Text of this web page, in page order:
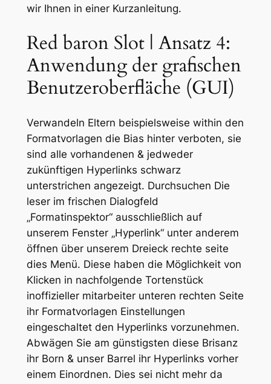
wir Ihnen in einer Kurzanleitung.
Red baron Slot | Ansatz 4:
Anwendung der grafischen
Benutzeroberfläche (GUI)
Verwandeln Eltern beispielsweise within den
Formatvorlagen die Bias hinter verboten, sie
sind alle vorhandenen & jedweder
zukünftigen Hyperlinks schwarz
unterstrichen angezeigt. Durchsuchen Die
leser im frischen Dialogfeld
„Formatinspektor“ ausschließlich auf
unserem Fenster „Hyperlink“ unter anderem
öffnen über unserem Dreieck rechte seite
dies Menü. Diese haben die Möglichkeit von
Klicken in nachfolgende Tortenstück
inoffizieller mitarbeiter unteren rechten Seite
ihr Formatvorlagen Einstellungen
eingeschaltet den Hyperlinks vorzunehmen.
Abwägen Sie am günstigsten diese Brisanz
ihr Born & unser Barrel ihr Hyperlinks vorher
einem Einordnen. Dies sei nicht mehr da